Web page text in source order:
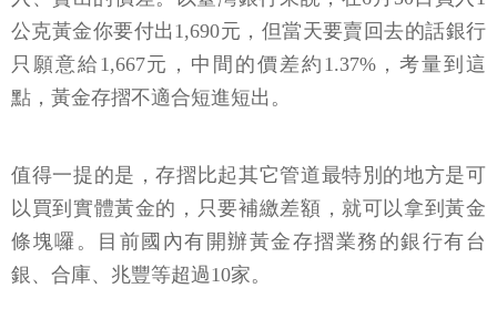
公克黃金你要付出1,690元，但當天要賣回去的話銀行
只願意給1,667元，中間的價差約1.37%，考量到這
點，黃金存摺不適合短進短出。
值得一提的是，存摺比起其它管道最特別的地方是可
以買到實體黃金的，只要補繳差額，就可以拿到黃金
條塊囉。目前國內有開辦黃金存摺業務的銀行有台
銀、合庫、兆豐等超過10家。